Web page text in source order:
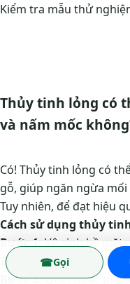
Kiểm tra mẫu thử
Thủy tinh lỏng có
và nấm mốc
Có! Thủy tinh lỏng có
gỗ, giúp ngăn ngừa
Tuy nhiên, để đạt hiệu
Cách sử dụng thủy
Bước 1:Vệ sinh bề mặt
Bước 2:Pha loãng thủy
Bước 3:Quét hoặc
☎Gọi